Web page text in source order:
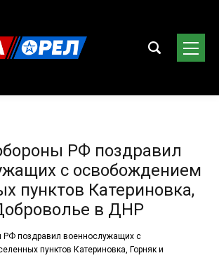
РФ поздравил
с освобождением
пунктов Катериновка,
в ДНР